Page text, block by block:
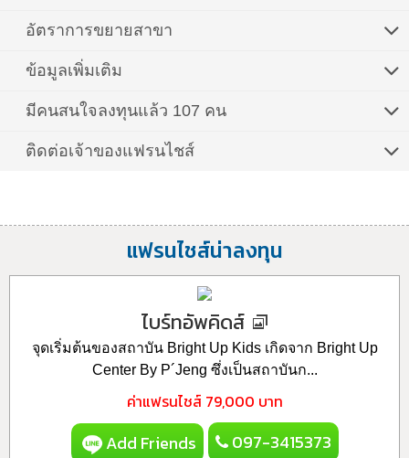
อัตราการขยายสาขา
ข้อมูลเพิ่มเติม
มีคนสนใจลงทุนแล้ว 107 คน
ติดต่อเจ้าของแฟรนไชส์
แฟรนไชส์น่าลงทุน
ไบร์ทอัพคิดส์
จุดเริ่มต้นของสถาบัน Bright Up Kids เกิดจาก Bright Up
Center By P´Jeng ซึ่งเป็นสถาบันก...
ค่าแฟรนไชส์ 79,000 บาท
Add Friends 097-3415373